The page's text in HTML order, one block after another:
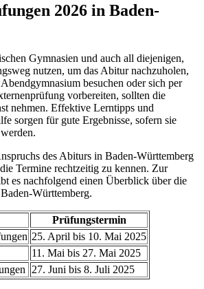
2026 in Baden-
Gymnasien und auch all diejenigen,
nutzen, um das Abitur nachzuholen,
besuchen oder sich per
vorbereiten, sollten die
nehmen. Effektive Lerntipps und
sorgen für gute Ergebnisse, sofern sie
des Abiturs in Baden-Württemberg
Termine rechtzeitig zu kennen. Zur
es nachfolgend einen Überblick über die
Württemberg.
Prüfungstermin
25. April bis 10. Mai 2025
11. Mai bis 27. Mai 2025
27. Juni bis 8. Juli 2025